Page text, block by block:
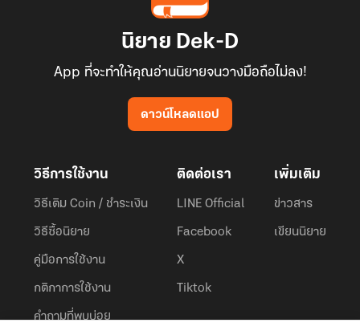
นิยาย Dek-D
App ที่จะทำให้คุณอ่านนิยายจนวางมือถือไม่ลง!
ดาวน์โหลดแอป
วิธีการใช้งาน
วิธีเติม Coin / ชำระเงิน
วิธีซื้อนิยาย
คู่มือการใช้งาน
กติกาการใช้งาน
คำถามที่พบบ่อย
ติดต่อเรา
LINE Official
Facebook
X
Tiktok
เพิ่มเติม
ข่าวสาร
เขียนนิยาย